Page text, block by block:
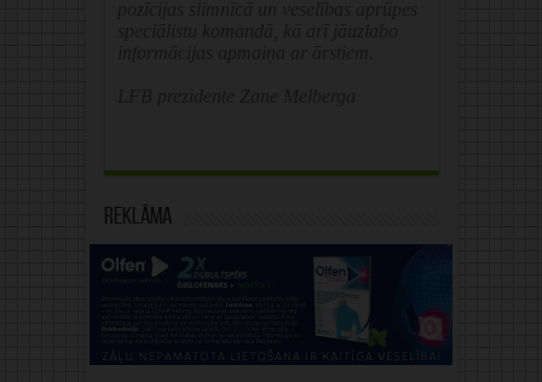
Reklāma